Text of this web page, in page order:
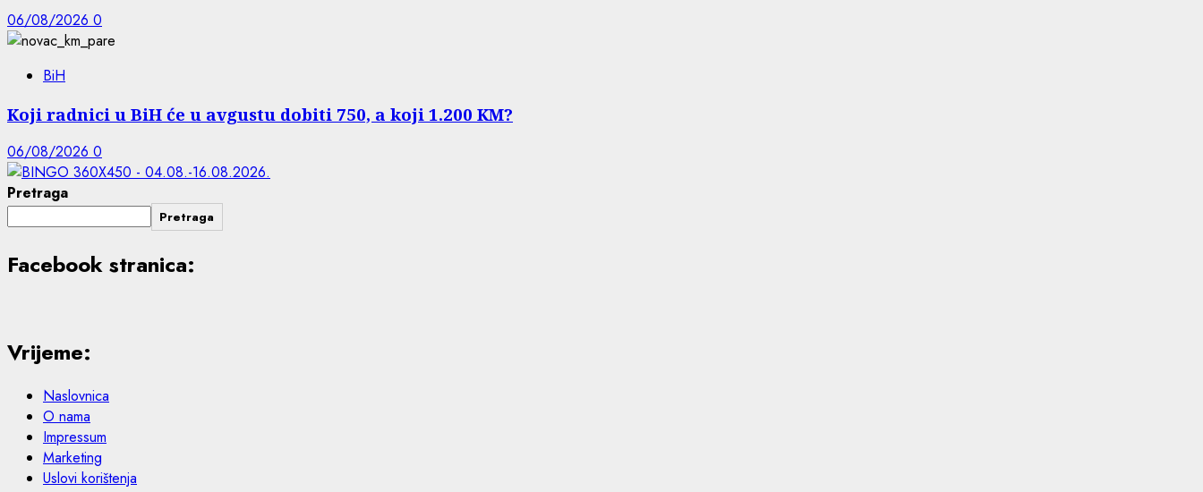
06/08/2026 0
BiH
Koji radnici u BiH će u avgustu dobiti 750, a koji 1.200 KM?
06/08/2026 0
Pretraga
Pretraga
Facebook stranica:
Vrijeme:
Naslovnica
O nama
Impressum
Marketing
Uslovi korištenja